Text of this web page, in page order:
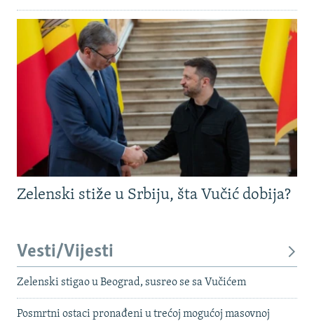
Zelenski stiže u Srbiju, šta Vučić dobija?
Vesti/Vijesti
Zelenski stigao u Beograd, susreo se sa Vučićem
Posmrtni ostaci pronađeni u trećoj mogućoj masovnoj